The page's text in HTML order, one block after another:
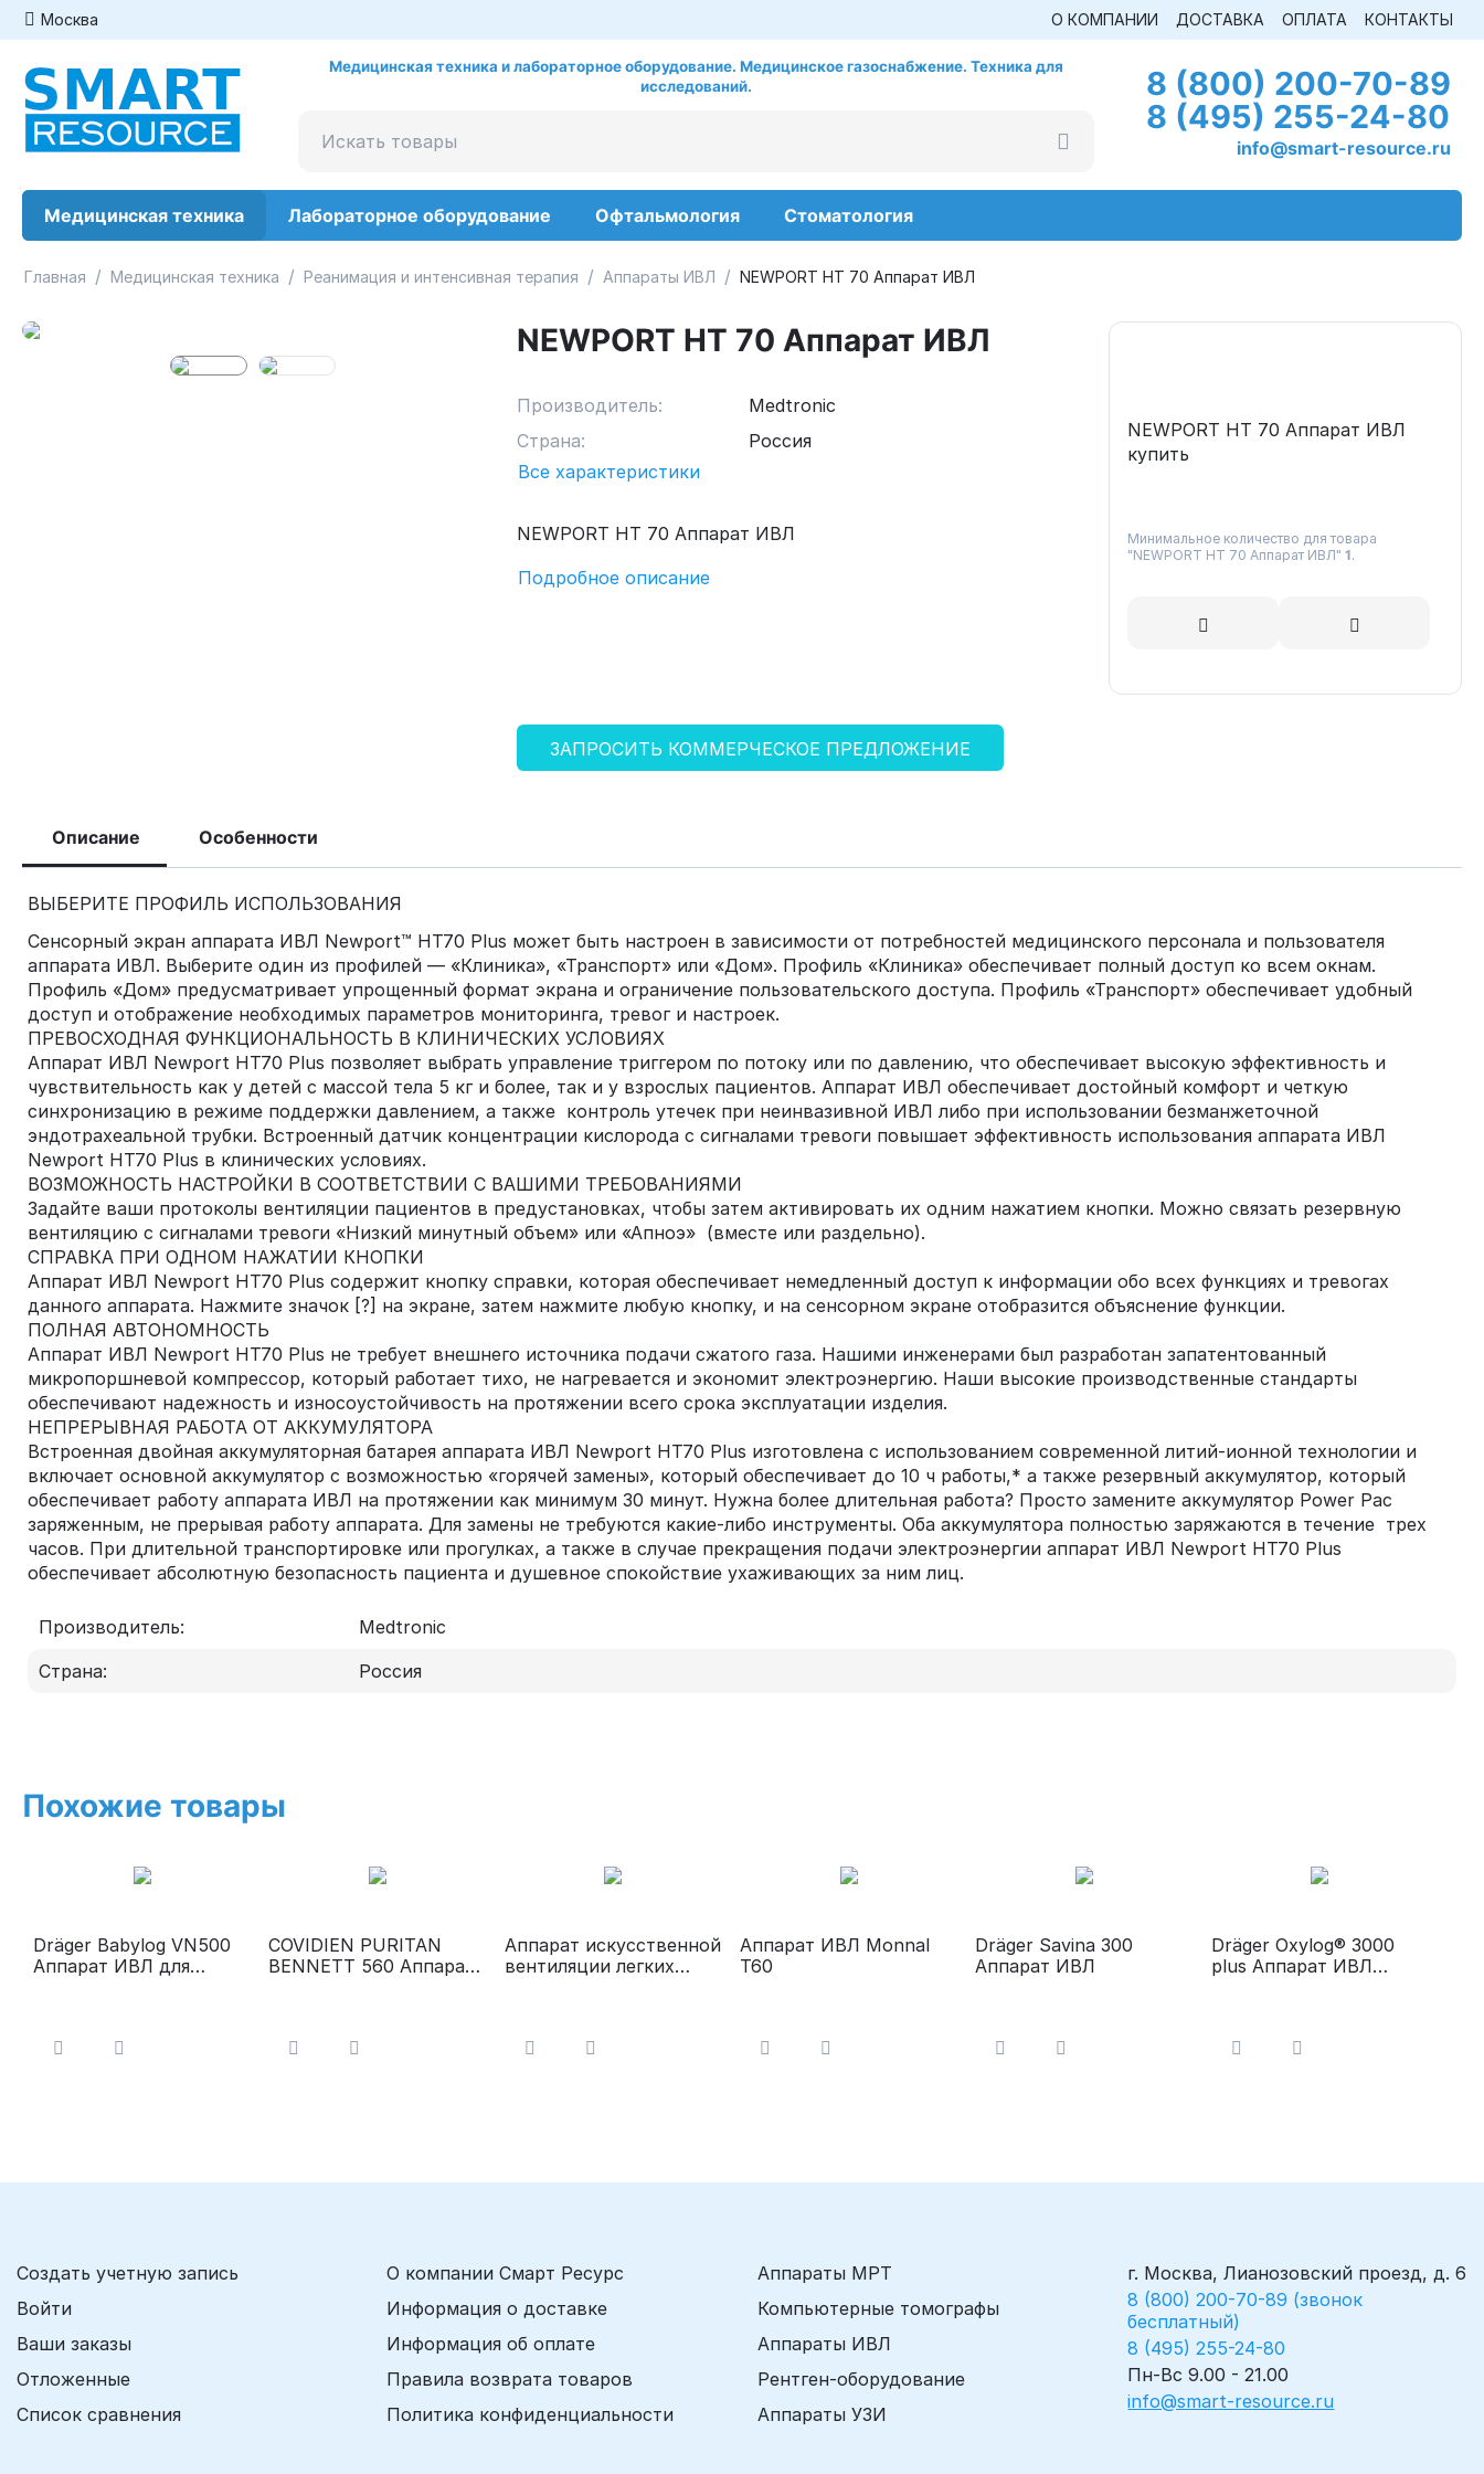
Москва О КОМПАНИИ ДОСТАВКА ОПЛАТА КОНТАКТЫ
Медицинская техника и лабораторное оборудование. Медицинское газоснабжение. Техника для
исследований.
8 (800) 200-70-89
8 (495) 255-24-80
info@smart-resource.ru
Медицинская техника Лабораторное оборудование Офтальмология Стоматология
Главная / Медицинская техника / Реанимация и интенсивная терапия / Аппараты ИВЛ / NEWPORT HT 70 Аппарат ИВЛ
NEWPORT HT 70 Аппарат ИВЛ
Производитель:
Medtronic
Страна:
Россия
Все характеристики
NEWPORT HT 70 Аппарат ИВЛ
Подробное описание
NEWPORT HT 70 Аппарат ИВЛ
купить
Минимальное количество для товара
"NEWPORT HT 70 Аппарат ИВЛ" 1.
ЗАПРОСИТЬ КОММЕРЧЕСКОЕ ПРЕДЛОЖЕНИЕ
Описание Особенности
ВЫБЕРИТЕ ПРОФИЛЬ ИСПОЛЬЗОВАНИЯ
Сенсорный экран аппарата ИВЛ Newport™ HT70 Plus может быть настроен в зависимости от потребностей медицинского персонала и пользователя
аппарата ИВЛ. Выберите один из профилей — «Клиника», «Транспорт» или «Дом». Профиль «Клиника» обеспечивает полный доступ ко всем окнам.
Профиль «Дом» предусматривает упрощенный формат экрана и ограничение пользовательского доступа. Профиль «Транспорт» обеспечивает удобный
доступ и отображение необходимых параметров мониторинга, тревог и настроек.
ПРЕВОСХОДНАЯ ФУНКЦИОНАЛЬНОСТЬ В КЛИНИЧЕСКИХ УСЛОВИЯХ
Аппарат ИВЛ Newport HT70 Plus позволяет выбрать управление триггером по потоку или по давлению, что обеспечивает высокую эффективность и
чувствительность как у детей с массой тела 5 кг и более, так и у взрослых пациентов. Аппарат ИВЛ обеспечивает достойный комфорт и четкую
синхронизацию в режиме поддержки давлением, а также контроль утечек при неинвазивной ИВЛ либо при использовании безманжеточной
эндотрахеальной трубки. Встроенный датчик концентрации кислорода с сигналами тревоги повышает эффективность использования аппарата ИВЛ
Newport HT70 Plus в клинических условиях.
ВОЗМОЖНОСТЬ НАСТРОЙКИ В СООТВЕТСТВИИ С ВАШИМИ ТРЕБОВАНИЯМИ
Задайте ваши протоколы вентиляции пациентов в предустановках, чтобы затем активировать их одним нажатием кнопки. Можно связать резервную
вентиляцию с сигналами тревоги «Низкий минутный объем» или «Апноэ» (вместе или раздельно).
СПРАВКА ПРИ ОДНОМ НАЖАТИИ КНОПКИ
Аппарат ИВЛ Newport HT70 Plus содержит кнопку справки, которая обеспечивает немедленный доступ к информации обо всех функциях и тревогах
данного аппарата. Нажмите значок [?] на экране, затем нажмите любую кнопку, и на сенсорном экране отобразится объяснение функции.
ПОЛНАЯ АВТОНОМНОСТЬ
Аппарат ИВЛ Newport HT70 Plus не требует внешнего источника подачи сжатого газа. Нашими инженерами был разработан запатентованный
микропоршневой компрессор, который работает тихо, не нагревается и экономит электроэнергию. Наши высокие производственные стандарты
обеспечивают надежность и износоустойчивость на протяжении всего срока эксплуатации изделия.
НЕПРЕРЫВНАЯ РАБОТА ОТ АККУМУЛЯТОРА
Встроенная двойная аккумуляторная батарея аппарата ИВЛ Newport HT70 Plus изготовлена с использованием современной литий-ионной технологии и
включает основной аккумулятор с возможностью «горячей замены», который обеспечивает до 10 ч работы,* а также резервный аккумулятор, который
обеспечивает работу аппарата ИВЛ на протяжении как минимум 30 минут. Нужна более длительная работа? Просто замените аккумулятор Power Pac
заряженным, не прерывая работу аппарата. Для замены не требуются какие-либо инструменты. Оба аккумулятора полностью заряжаются в течение трех
часов. При длительной транспортировке или прогулках, а также в случае прекращения подачи электроэнергии аппарат ИВЛ Newport HT70 Plus
обеспечивает абсолютную безопасность пациента и душевное спокойствие ухаживающих за ним лиц.
Производитель:
Medtronic
Страна:
Россия
Похожие товары
Dräger Babylog VN500
Аппарат ИВЛ для
COVIDIEN PURITAN
BENNETT 560 Аппарат
Аппарат искусственной
вентиляции легких
Аппарат ИВЛ Monnal
T60
Dräger Savina 300
Аппарат ИВЛ
Dräger Oxylog® 3000
plus Аппарат ИВЛ
Создать учетную запись
Войти
Ваши заказы
Отложенные
Список сравнения
О компании Смарт Ресурс
Информация о доставке
Информация об оплате
Правила возврата товаров
Политика конфиденциальности
Аппараты МРТ
Компьютерные томографы
Аппараты ИВЛ
Рентген-оборудование
Аппараты УЗИ
г. Москва, Лианозовский проезд, д. 6
8 (800) 200-70-89 (звонок
бесплатный)
8 (495) 255-24-80
Пн-Вс 9.00 - 21.00
info@smart-resource.ru